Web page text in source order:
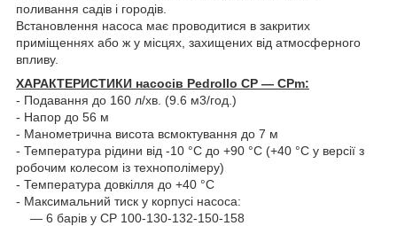
поливання садів і городів.
Встановлення насоса має проводитися в закритих
приміщеннях або ж у місцях, захищених від атмосферного
впливу.
ХАРАКТЕРИСТИКИ насосів Pedrollo CP — CPm:
- Подавання до 160 л/хв. (9.6 м3/год.)
- Напор до 56 м
- Манометрична висота всмоктування до 7 м
- Температура рідини від -10 °C до +90 °C (+40 °C у версії з
робочим колесом із технополімеру)
- Температура довкілля до +40 °C
- Максимальний тиск у корпусі насоса:
— 6 барів у CP 100-130-132-150-158